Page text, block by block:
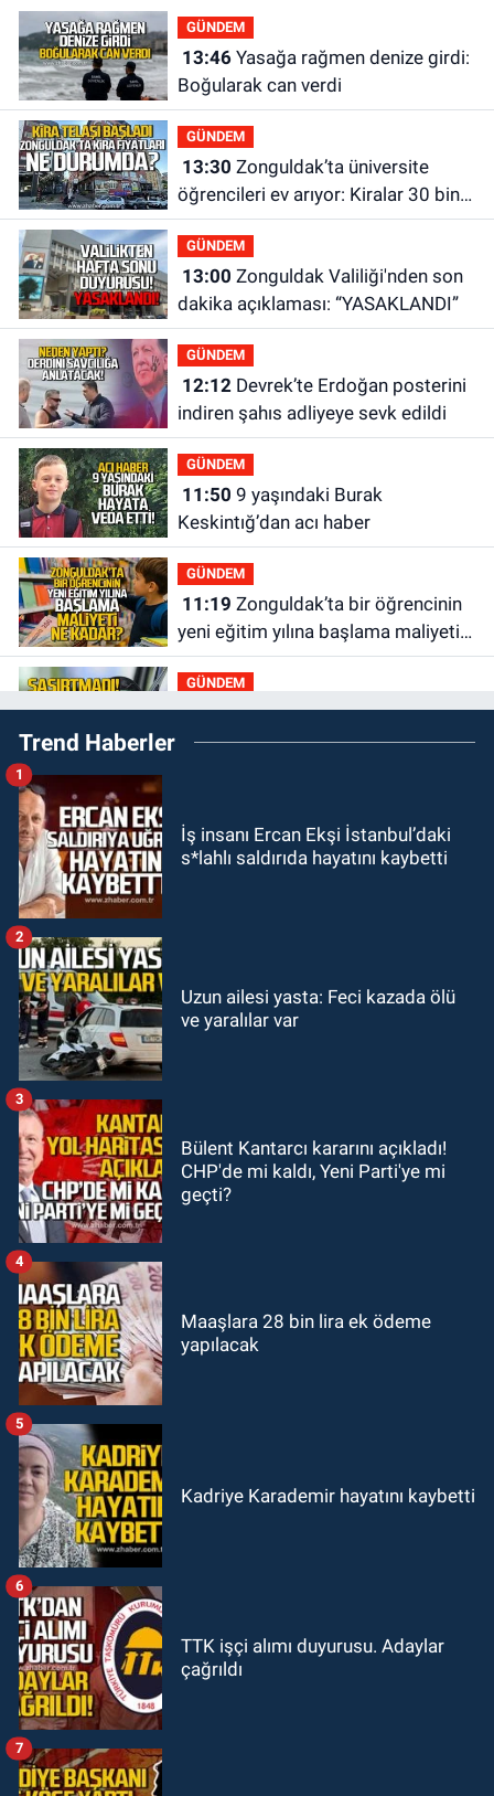
GÜNDEM
13:46Yasağa rağmen denize girdi:
Boğularak can verdi
GÜNDEM
13:30
öğrencileri ev arıyor: Kiralar 30 bin
liraya kadar çıkıyor
GÜNDEM
13:00
dakika açıklaması: “YASAKLANDI”
GÜNDEM
12:12Devrek’te Erdoğan posterini
indiren şahıs adliyeye sevk edildi
GÜNDEM
11:50
Keskintığ’dan acı haber
GÜNDEM
11:19
yeni eğitim yılına başlama maliyeti
ne kadar?
GÜNDEM
11:13Şaşırtmadı... Akaryakıta bir
zam daha geliyor
11:00
yarışması ertelendi
GÜNDEM
10:06“Drakula” alarmı! Zonguldak,
Trend Haberler
İş insanı Ercan Ekşi İstanbul’daki
s*lahlı saldırıda hayatını kaybetti
1
Uzun ailesi yasta: Feci kazada ölü
ve yaralılar var
2
Bülent Kantarcı kararını açıkladı!
CHP'de mi kaldı, Yeni Parti'ye mi
geçti?
3
Maaşlara 28 bin lira ek ödeme
yapılacak
4
Kadriye Karademir hayatını kaybetti
5
TTK işçi alımı duyurusu. Adaylar
çağrıldı
6
7